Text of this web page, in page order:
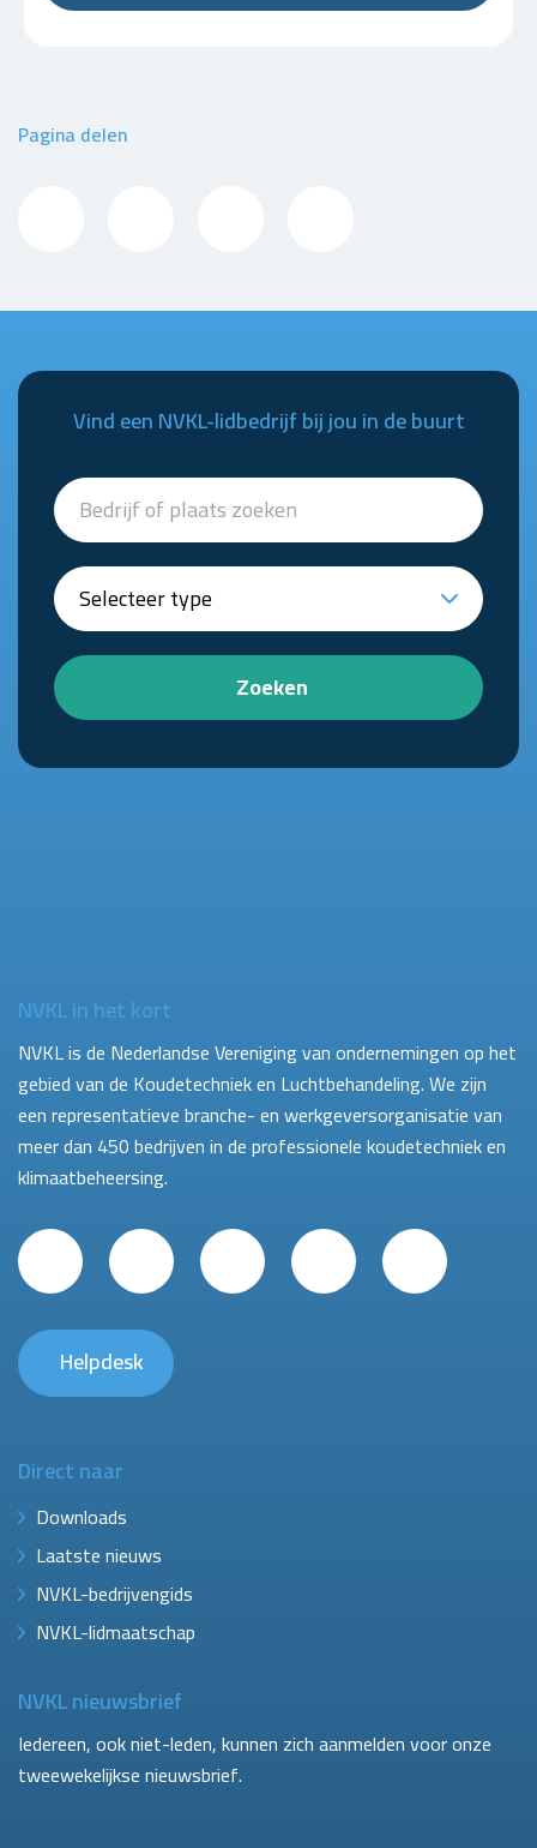
Pagina delen
Vind een NVKL-lidbedrijf bij jou in de buurt
Zoeken
NVKL in het kort
NVKL is de Nederlandse Vereniging van ondernemingen op het
gebied van de Koudetechniek en Luchtbehandeling. We zijn
een representatieve branche- en werkgeversorganisatie van
meer dan 450 bedrijven in de professionele koudetechniek en
klimaatbeheersing.
Helpdesk
Direct naar
Downloads
Laatste nieuws
NVKL-bedrijvengids
NVKL-lidmaatschap
NVKL nieuwsbrief
Iedereen, ook niet-leden, kunnen zich aanmelden voor onze
tweewekelijkse nieuwsbrief.